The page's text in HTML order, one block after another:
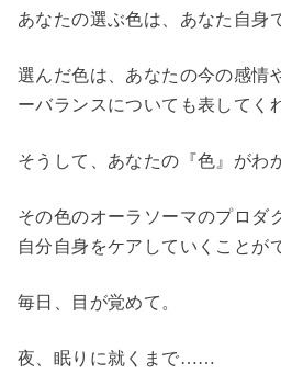
あなたの選ぶ色は、あなた自身
選んだ色は、あなたの今の感情
ーバランスについても表してく
そうして、あなたの『色』が
その色のオーラソーマのプロダ
自分自身をケアしていくことが
毎日、目が覚めて。
夜、眠りに就くまで……